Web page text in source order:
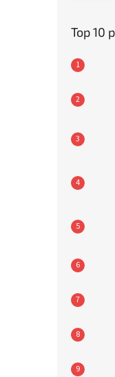
Top 10